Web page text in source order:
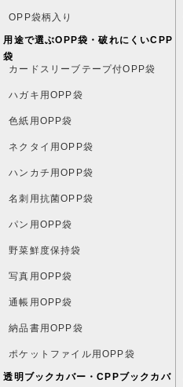
OPP袋柄入り
用途で選ぶOPP袋・破れにくいCPP
袋
カードスリーブテープ付OPP袋
ハガキ用OPP袋
色紙用OPP袋
ネクタイ用OPP袋
ハンカチ用OPP袋
名刺用抗菌OPP袋
パン用OPP袋
野菜鮮度保持袋
写真用OPP袋
通帳用OPP袋
納品書用OPP袋
ポケットファイル用OPP袋
透明ブックカバー・CPPブックカバ